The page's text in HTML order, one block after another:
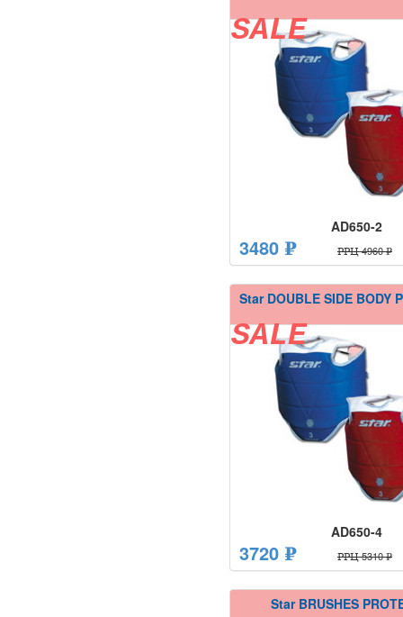
SALE
AD650-2
3480 ₽ РРЦ 4960 ₽
Star DOUBLE SIDE BODY
SALE
AD650-4
3720 ₽ РРЦ 5310 ₽
Star BRUSHES